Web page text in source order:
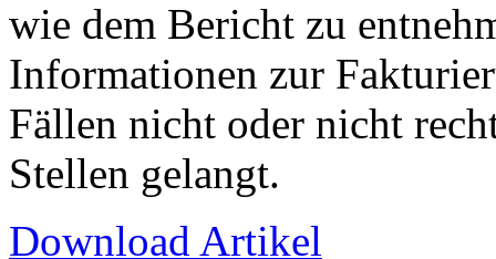
wie dem Bericht zu
Informationen zur
Fällen nicht oder nicht
Stellen gelangt.
Download Artikel